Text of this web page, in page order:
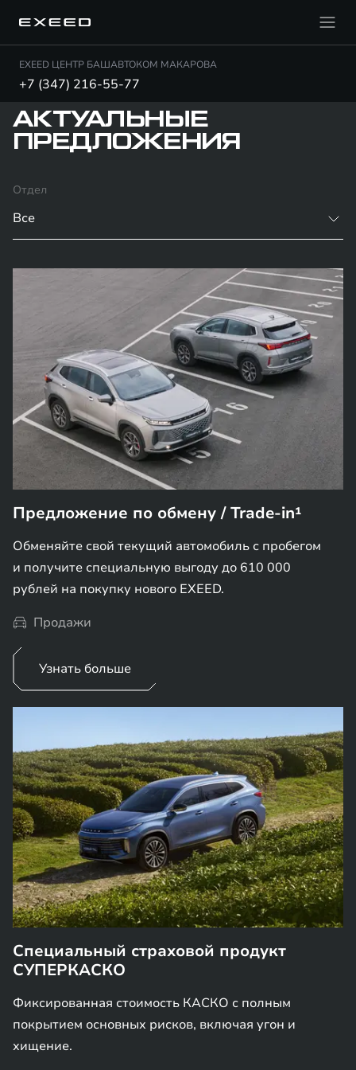
EXEED ЦЕНТР БАШАВТОКОМ МАКАРОВА
+7 (347) 216-55-77
АКТУАЛЬНЫЕ
ПРЕДЛОЖЕНИЯ
Отдел
Все
Предложение по обмену / Trade-in¹
Обменяйте свой текущий автомобиль с пробегом
и получите специальную выгоду до 610 000
рублей на покупку нового EXEED.
Продажи
Узнать больше
Специальный страховой продукт
СУПЕРКАСКО
Фиксированная стоимость КАСКО с полным
покрытием основных рисков, включая угон и
хищение.